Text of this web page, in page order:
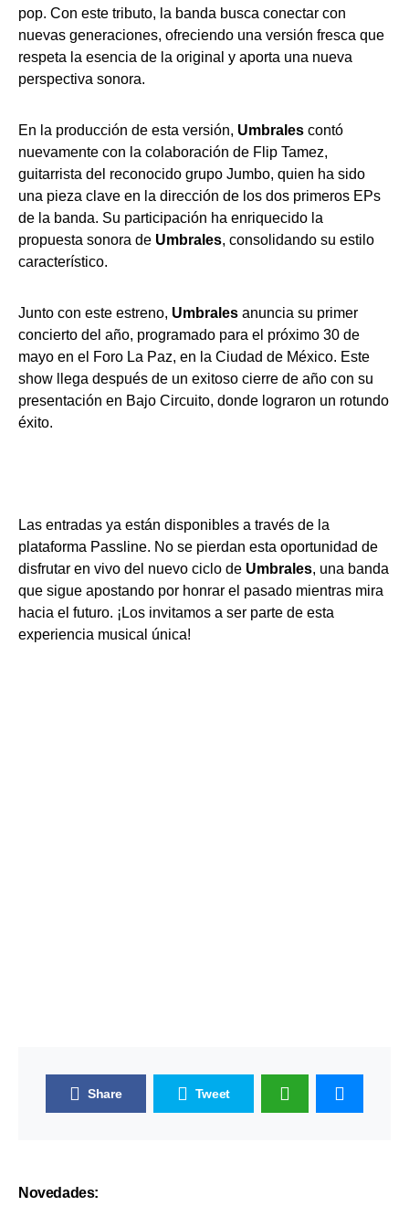
pop. Con este tributo, la banda busca conectar con
nuevas generaciones, ofreciendo una versión fresca que
respeta la esencia de la original y aporta una nueva
perspectiva sonora.
En la producción de esta versión, Umbrales contó
nuevamente con la colaboración de Flip Tamez,
guitarrista del reconocido grupo Jumbo, quien ha sido
una pieza clave en la dirección de los dos primeros EPs
de la banda. Su participación ha enriquecido la
propuesta sonora de Umbrales, consolidando su estilo
característico.
Junto con este estreno, Umbrales anuncia su primer
concierto del año, programado para el próximo 30 de
mayo en el Foro La Paz, en la Ciudad de México. Este
show llega después de un exitoso cierre de año con su
presentación en Bajo Circuito, donde lograron un rotundo
éxito.
Las entradas ya están disponibles a través de la
plataforma Passline. No se pierdan esta oportunidad de
disfrutar en vivo del nuevo ciclo de Umbrales, una banda
que sigue apostando por honrar el pasado mientras mira
hacia el futuro. ¡Los invitamos a ser parte de esta
experiencia musical única!
Share Tweet
Novedades: